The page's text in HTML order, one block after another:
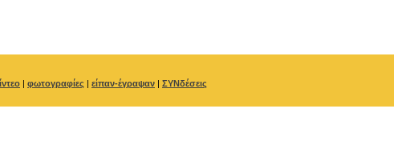
| φωτογραφίες | είπαν-έγραψαν | ΣΥΝδέσεις